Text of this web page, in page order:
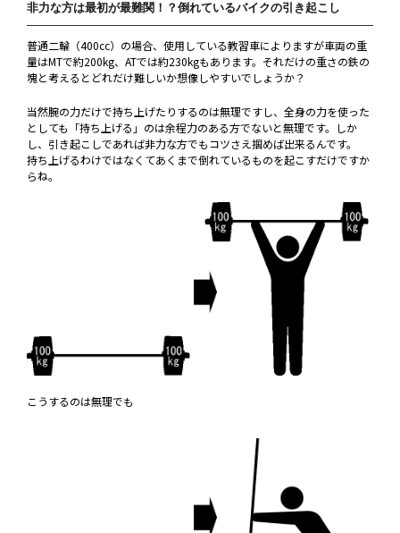
非力な方は最初が最難関！？倒れているバイクの引き起こし
普通二輪（400cc）の場合、使用している教習車によりますが車両の重
量はMTで約200kg、ATでは約230kgもあります。それだけの重さの鉄の
塊と考えるとどれだけ難しいか想像しやすいでしょうか？
当然腕の力だけで持ち上げたりするのは無理ですし、全身の力を使った
としても「持ち上げる」のは余程力のある方でないと無理です。しか
し、引き起こしであれば非力な方でもコツさえ掴めば出来るんです。
持ち上げるわけではなくてあくまで倒れているものを起こすだけですか
らね。
こうするのは無理でも